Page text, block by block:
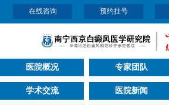
在线咨询 预约挂号
医院概况 专家团队
学术交流 医院新闻